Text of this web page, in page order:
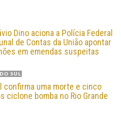
Dino aciona a Polícia Federal
de Contas da União apontar
em emendas suspeitas
SUL
confirma uma morte e cinco
ciclone bomba no Rio Grande